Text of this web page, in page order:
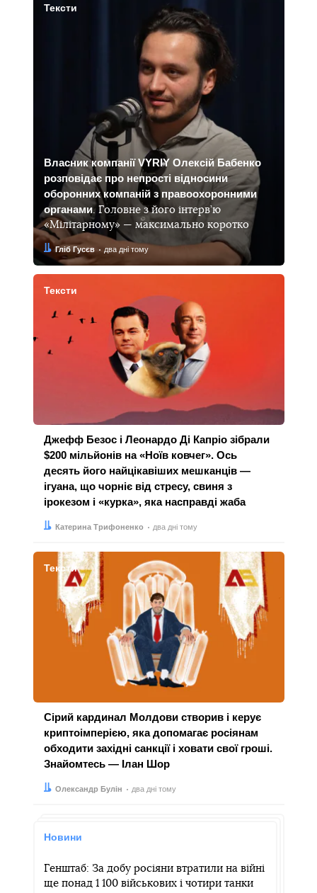
Тексти
Власник компанії VYRIY Олексій Бабенко
розповідає про непрості відносини
оборонних компаній з правоохоронними
органами. Головне з його інтерв’ю
«Мілітарному» — максимально коротко
Автор:
Гліб Гусєв
Дата: два дні тому
Тексти
Джефф Безос і Леонардо Ді Капріо зібрали
$200 мільйонів на «Ноїв ковчег». Ось
десять його найцікавіших мешканців —
ігуана, що чорніє від стресу, свиня з
ірокезом і «курка», яка насправді жаба
Автор:
Катерина Трифоненко
Дата: два дні тому
Тексти
Сірий кардинал Молдови створив і керує
криптоімперією, яка допомагає росіянам
обходити західні санкції і ховати свої гроші.
Знайомтесь — Ілан Шор
Автор:
Олександр Булін
Дата: два дні тому
Новини
Генштаб: За добу росіяни втратили на війні
ще понад 1 100 військових і чотири танки